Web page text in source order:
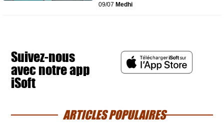
09/07 Medhi
Suivez-nous
avec notre app
iSoft
ARTICLES POPULAIRES